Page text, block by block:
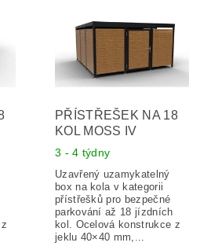
PŘÍSTŘEŠEK NA 18
KOL MOSS IV
3 - 4 týdny
Uzavřený uzamykatelný
box na kola v kategorii
přístřešků pro bezpečné
parkování až 18 jízdních
kol. Ocelová konstrukce z
jeklu 40×40 mm,...